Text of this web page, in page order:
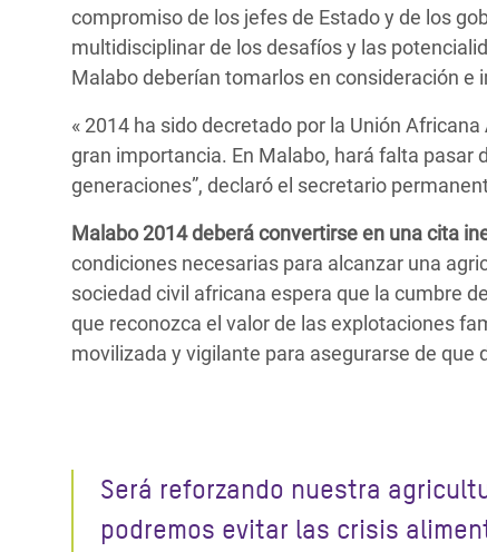
compromiso de los jefes de Estado y de los
multidisciplinar de los desafíos y las
Malabo deberían tomarlos en consideración e
« 2014 ha sido decretado por la Unión Africana
gran importancia. En Malabo, hará falta pasar
generaciones”, declaró el secretario
Malabo 2014 deberá convertirse en una cita
condiciones necesarias para alcanzar una
sociedad civil africana espera que la cumbre
que reconozca el valor de las explotaciones
movilizada y vigilante para asegurarse de que
Será reforzando nuestra
podremos evitar las crisis